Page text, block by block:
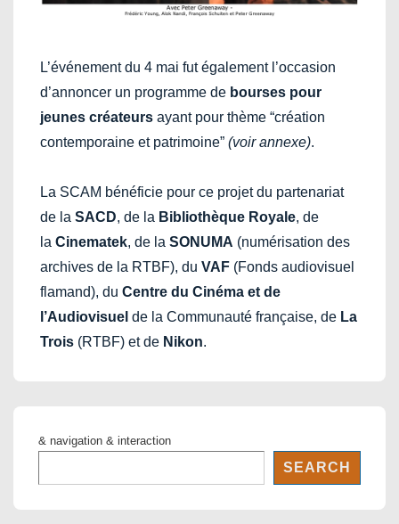
L’événement du 4 mai fut également l’occasion
d’annoncer un programme de bourses pour
jeunes créateurs ayant pour thème “création
contemporaine et patrimoine” (voir annexe).
La SCAM bénéficie pour ce projet du partenariat
de la SACD, de la Bibliothèque Royale, de
la Cinematek, de la SONUMA (numérisation des
archives de la RTBF), du VAF (Fonds audiovisuel
flamand), du Centre du Cinéma et de
l’Audiovisuel de la Communauté française, de La
Trois (RTBF) et de Nikon.
& navigation & interaction
SEARCH